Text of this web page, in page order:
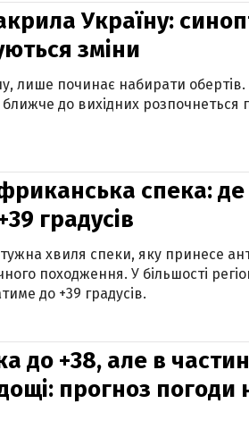
Україну:
зміни
лише починає набирати
до вихідних розпочнеться
спека: де
градусів
хвиля спеки, яку принесе
походження. У більшості
до +39 градусів.
до +38, але в
прогноз погоди